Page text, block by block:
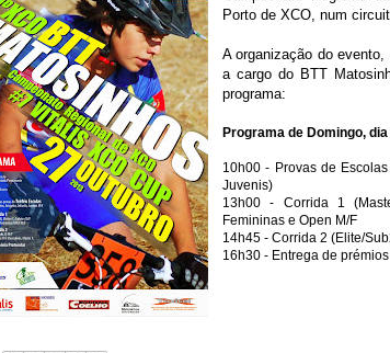
Porto de XCO, num
A organização do
a cargo do BTT
programa:
Programa de Domingo, dia
10h00 - Provas de
Juvenis)
13h00 - Corrida 1
Femininas e Open M/F
14h45 - Corrida 2 (Elite/
16h30 - Entrega de prémios